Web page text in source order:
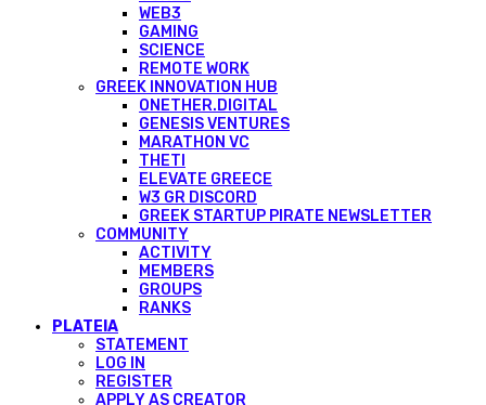
WEB3
GAMING
SCIENCE
REMOTE WORK
GREEK INNOVATION HUB
ONETHER.DIGITAL
GENESIS VENTURES
MARATHON VC
THETI
ELEVATE GREECE
W3 GR DISCORD
GREEK STARTUP PIRATE NEWSLETTER
COMMUNITY
ACTIVITY
MEMBERS
GROUPS
RANKS
PLATEIA
STATEMENT
LOG IN
REGISTER
APPLY AS CREATOR